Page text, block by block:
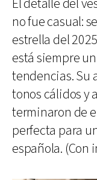
El detalle del
no fue casual:
estrella del
está siempre
tendencias. Su
tonos cálidos y
terminaron de
perfecta para
española. (Con